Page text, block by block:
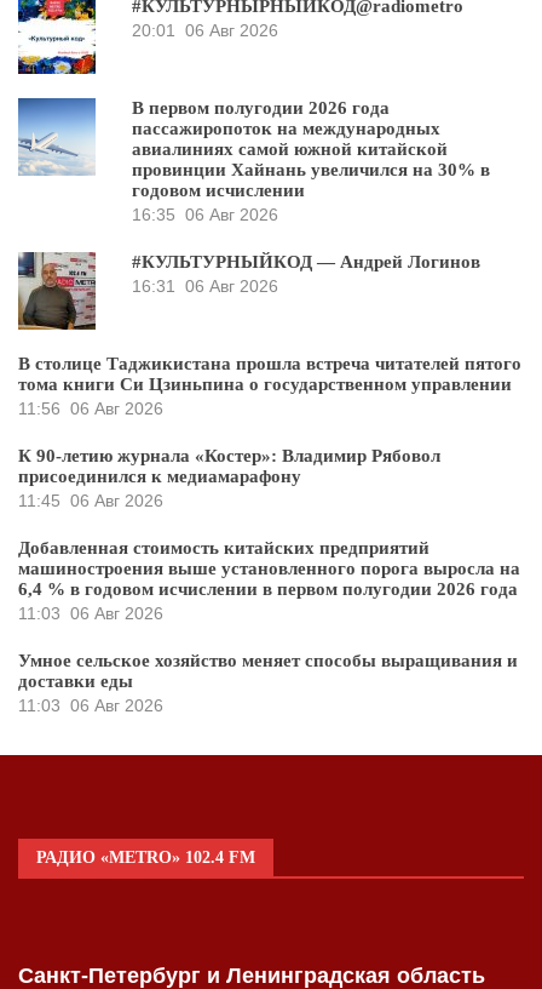
#КУЛЬТУРНЫРНЫЙКОД@radiometro
20:01
06 Авг 2026
В первом полугодии 2026 года
пассажиропоток на международных
авиалиниях самой южной китайской
провинции Хайнань увеличился на 30% в
годовом исчислении
16:35 06 Авг 2026
#КУЛЬТУРНЫЙКОД — Андрей Логинов
16:31
06 Авг 2026
В столице Таджикистана прошла встреча читателей пятого
тома книги Си Цзиньпина о государственном управлении
11:56 06 Авг 2026
К 90-летию журнала «Костер»: Владимир Рябовол
присоединился к медиамарафону
11:45 06 Авг 2026
Добавленная стоимость китайских предприятий
машиностроения выше установленного порога выросла на
6,4 % в годовом исчислении в первом полугодии 2026 года
11:03 06 Авг 2026
Умное сельское хозяйство меняет способы выращивания и
доставки еды
11:03 06 Авг 2026
РАДИО «METRO» 102.4 FM
Санкт-Петербург и Ленинградская область